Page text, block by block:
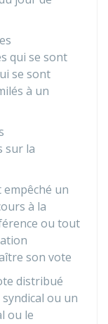
qui se sont
se sont
à un
sur la
un
à la
ou tout
son vote
distribué
ou un
ou le